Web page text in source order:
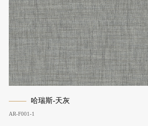
哈瑞斯-天灰
AR-F001-1